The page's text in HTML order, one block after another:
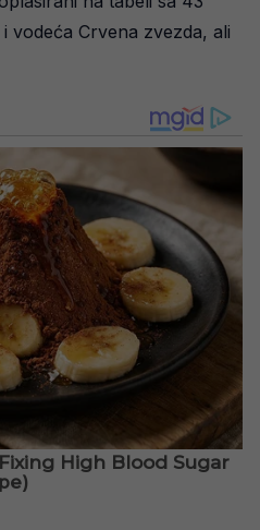
vodeća Crvena zvezda, ali